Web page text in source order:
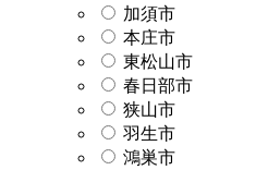
加須市
本庄市
東松山市
春日部市
狭山市
羽生市
鴻巣市